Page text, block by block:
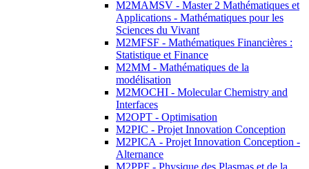
M2MAMSV - Master 2 Mathématiques et
Applications - Mathématiques pour les
Sciences du Vivant
M2MFSF - Mathématiques Financières :
Statistique et Finance
M2MM - Mathématiques de la
modélisation
M2MOCHI - Molecular Chemistry and
Interfaces
M2OPT - Optimisation
M2PIC - Projet Innovation Conception
M2PICA - Projet Innovation Conception -
Alternance
M2PPF - Physique des Plasmas et de la